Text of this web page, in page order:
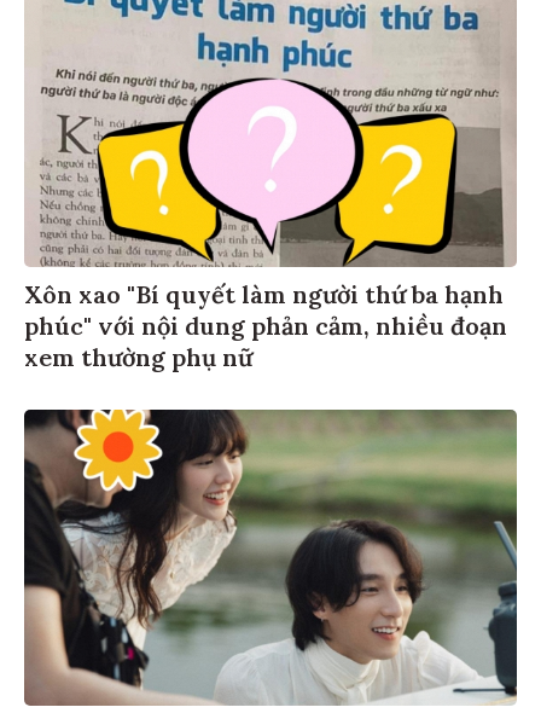
Xôn xao "Bí quyết làm người thứ ba hạnh
phúc" với nội dung phản cảm, nhiều đoạn
xem thường phụ nữ